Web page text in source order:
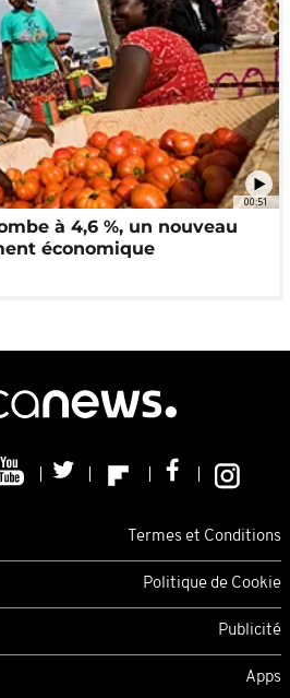
00:51
à 4,6 %, un nouveau
économique
Termes et Conditions
Politique de Cookie
Publicité
Apps